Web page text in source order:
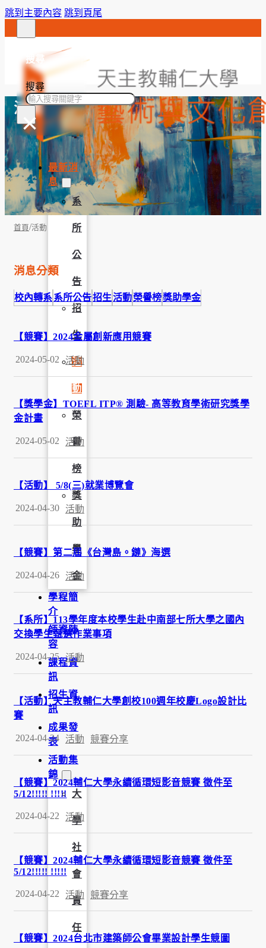
跳到主要內容 跳到頁尾
搜尋
搜尋
×
最新消
息
系
所
公
告
招
生
活
動
榮
譽
榜
獎
助
學
金
學程簡
介
師資陣
容
課程資
訊
招生資
訊
成果發
表
活動集
錦
大
學
社
會
責
任
活動
首頁/活動
消息分類
校內轉系系所公告招生活動榮譽榜獎助學金
【競賽】2024金屬創新應用競賽
2024-05-02 活動
【獎學金】TOEFL ITP® 測驗- 高等教育學術研究獎學
金計畫
2024-05-02 活動
【活動】 5/8(三)就業博覽會
2024-04-30 活動
【競賽】第二屆《台灣島。鏈》海選
2024-04-26 活動
【系所】113學年度本校學生赴中南部七所大學之國內
交換學生甄選作業事項
2024-04-25 活動
【活動】天主教輔仁大學創校100週年校慶Logo設計比
賽
2024-04-24 活動 競賽分享
【競賽】2024輔仁大學永續循環短影音競賽 徵件至
5/12!!!!! !!!!!
2024-04-22 活動
【競賽】2024輔仁大學永續循環短影音競賽 徵件至
5/12!!!!! !!!!!
2024-04-22 活動 競賽分享
【競賽】2024台北市建築師公會畢業設計學生競圖